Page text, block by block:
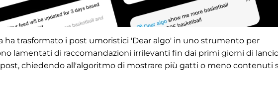
ha trasformato i post umoristici 'Dear algo' in uno strumento per
lamentati di raccomandazioni irrilevanti fin dai primi giorni di
chiedendo all'algoritmo di mostrare più gatti o meno contenuti